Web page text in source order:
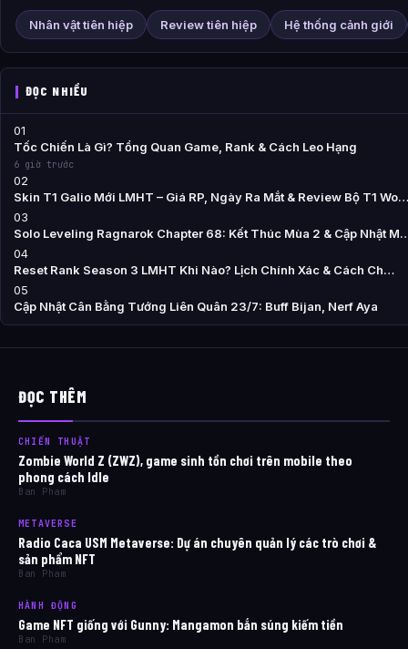
Nhân vật tiên hiệp Review tiên hiệp Hệ thống cảnh giới
ĐỌC NHIỀU
01
Tốc Chiến Là Gì? Tổng Quan Game, Rank & Cách Leo Hạng
6 giờ trước
02
Skin T1 Galio Mới LMHT – Giá RP, Ngày Ra Mắt & Review Bộ T1 Wo…
03
Solo Leveling Ragnarok Chapter 68: Kết Thúc Mùa 2 & Cập Nhật
04
Reset Rank Season 3 LMHT Khi Nào? Lịch Chính Xác & Cách Ch…
05
Cập Nhật Cân Bằng Tướng Liên Quân 23/7: Buff Bijan, Nerf Aya
ĐỌC THÊM
CHIẾN THUẬT
Zombie World Z (ZWZ), game sinh tồn chơi trên mobile theo
phong cách Idle
Ban Pham
METAVERSE
Radio Caca USM Metaverse: Dự án chuyên quản lý các trò chơi &
sản phẩm NFT
Ban Pham
HÀNH ĐỘNG
Game NFT giống với Gunny: Mangamon bắn súng kiếm tiền
Ban Pham